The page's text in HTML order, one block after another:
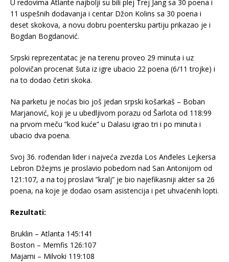
U redovima Atlante najbolji su bili plej Trej Jang sa 30 poena i
11 uspešnih dodavanja i centar Džon Kolins sa 30 poena i
deset skokova, a novu dobru poentersku partiju prikazao je i
Bogdan Bogdanović.
Srpski reprezentatac je na terenu proveo 29 minuta i uz
polovičan procenat šuta iz igre ubacio 22 poena (6/11 trojke) i
na to dodao četiri skoka.
Na parketu je noćas bio još jedan srpski košarkaš – Boban
Marjanović, koji je u ubedljivom porazu od Šarlota od 118:99
na prvom meču ”kod kuće” u Dalasu igrao tri i po minuta i
ubacio dva poena.
Svoj 36. rođendan lider i najveća zvezda Los Anđeles Lejkersa
Lebron Džejms je proslavio pobedom nad San Antonijom od
121:107, a na toj proslavi ”kralj” je bio najefikasniji akter sa 26
poena, na koje je dodao osam asistencija i pet uhvaćenih lopti.
Rezultati:
Bruklin – Atlanta 145:141
Boston – Memfis 126:107
Majami – Milvoki 119:108